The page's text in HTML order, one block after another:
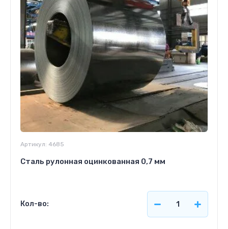
Артикул: 4685
Сталь рулонная оцинкованная 0,7 мм
Кол-во: